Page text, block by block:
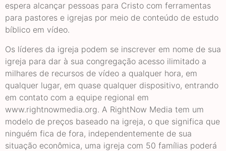
espera alcançar pessoas para Cristo com ferramentas
para pastores e igrejas por meio de conteúdo de estudo
bíblico em vídeo.
Os líderes da igreja podem se inscrever em nome de sua
igreja para dar à sua congregação acesso ilimitado a
milhares de recursos de vídeo a qualquer hora, em
qualquer lugar, em quase qualquer dispositivo, entrando
em contato com a equipe regional em
www.rightnowmedia.org. A RightNow Media tem um
modelo de preços baseado na igreja, o que significa que
ninguém fica de fora, independentemente de sua
situação econômica, uma igreja com 50 famílias poderá